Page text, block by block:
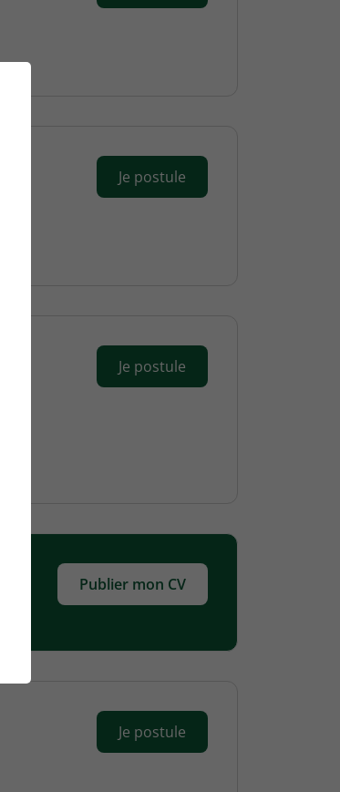
Je postule
Je postule
Publier mon CV
Je postule